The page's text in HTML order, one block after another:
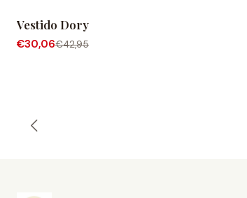
-30% de desconto
Fora de Estoque
Vestido Dory
€30,06€42,95